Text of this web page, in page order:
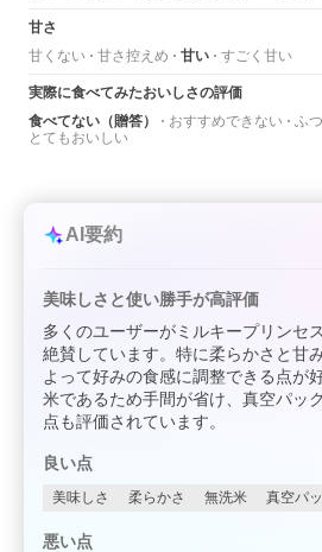
甘さ
甘くない
甘さ控えめ 甘い すごく甘い
実際に食べてみたおいしさの評価
食べてない（贈答）
おすすめできない ふ
とてもおいしい
AI要約
美味しさと使い勝手が高評価
多くのユーザーがミルキープリンセ
絶賛しています。特に柔らかさと甘
よって好みの食感に調整できる点が
米であるため手間が省け、真空パッ
点も評価されています。
良い点
美味しさ 柔らかさ 無洗米 真空パ
悪い点